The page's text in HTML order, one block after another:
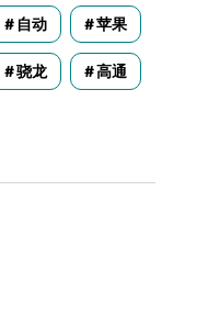
自动 苹果
骁龙 高通